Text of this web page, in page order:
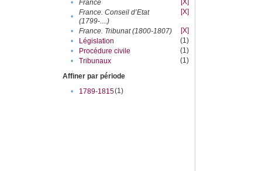
•
France
[X]
•
France. Conseil d’Etat
(1799-....)
[X]
• France. Tribunat (1800-1807)
[X]
•
Législation
(1)
•
Procédure civile
(1)
•
Tribunaux
(1)
Affiner par période
•
1789-1815(1)